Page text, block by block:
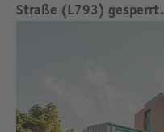
Straße (L793) gesperrt.